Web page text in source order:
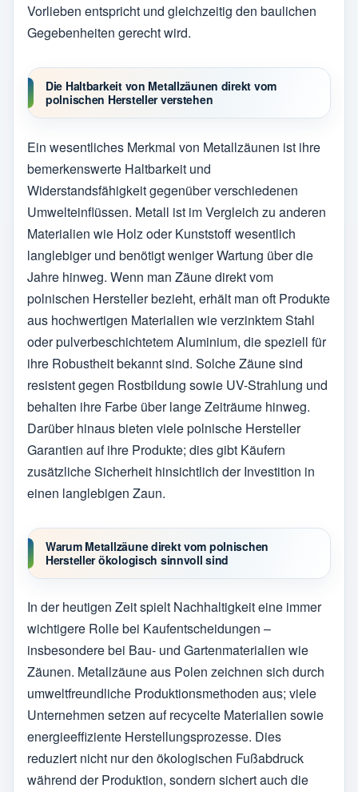
Vorlieben entspricht und gleichzeitig den baulichen
Gegebenheiten gerecht wird.
Die Haltbarkeit von Metallzäunen direkt vom
polnischen Hersteller verstehen
Ein wesentliches Merkmal von Metallzäunen ist ihre
bemerkenswerte Haltbarkeit und
Widerstandsfähigkeit gegenüber verschiedenen
Umwelteinflüssen. Metall ist im Vergleich zu anderen
Materialien wie Holz oder Kunststoff wesentlich
langlebiger und benötigt weniger Wartung über die
Jahre hinweg. Wenn man Zäune direkt vom
polnischen Hersteller bezieht, erhält man oft Produkte
aus hochwertigen Materialien wie verzinktem Stahl
oder pulverbeschichtetem Aluminium, die speziell für
ihre Robustheit bekannt sind. Solche Zäune sind
resistent gegen Rostbildung sowie UV-Strahlung und
behalten ihre Farbe über lange Zeiträume hinweg.
Darüber hinaus bieten viele polnische Hersteller
Garantien auf ihre Produkte; dies gibt Käufern
zusätzliche Sicherheit hinsichtlich der Investition in
einen langlebigen Zaun.
Warum Metallzäune direkt vom polnischen
Hersteller ökologisch sinnvoll sind
In der heutigen Zeit spielt Nachhaltigkeit eine immer
wichtigere Rolle bei Kaufentscheidungen –
insbesondere bei Bau- und Gartenmaterialien wie
Zäunen. Metallzäune aus Polen zeichnen sich durch
umweltfreundliche Produktionsmethoden aus; viele
Unternehmen setzen auf recycelte Materialien sowie
energieeffiziente Herstellungsprozesse. Dies
reduziert nicht nur den ökologischen Fußabdruck
während der Produktion, sondern sichert auch die